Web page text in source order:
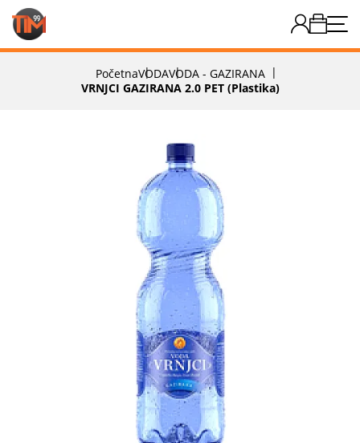
PočetnaVODAVODA - GAZIRANA
VRNJCI GAZIRANA 2.0 PET (plastika)